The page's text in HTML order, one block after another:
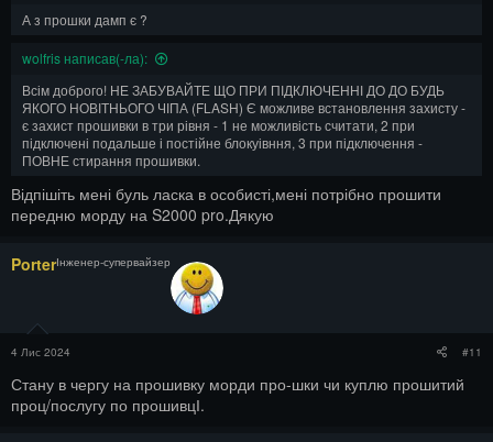
А з прошки дамп є ?
wolfris написав(-ла):
Всім доброго! НЕ ЗАБУВАЙТЕ ЩО ПРИ ПІДКЛЮЧЕННІ ДО ДО БУДЬ
ЯКОГО НОВІТНЬОГО ЧІПА (FLASH) Є можливе встановлення захисту -
є захист прошивки в три рівня - 1 не можливість считати, 2 при
підключені подальше і постійне блокуівння, 3 при підключення -
ПОВНЕ стирання прошивки.
Відпішіть мені буль ласка в особисті,мені потрібно прошити
передню морду на S2000 pro.Дякую
PorterІнженер-супервайзер
4 Лис 2024 #11
Стану в чергу на прошивку морди про-шки чи куплю прошитий
проц/послугу по прошивцІ.